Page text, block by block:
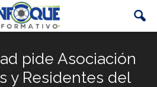
pide Asociación
y Residentes del